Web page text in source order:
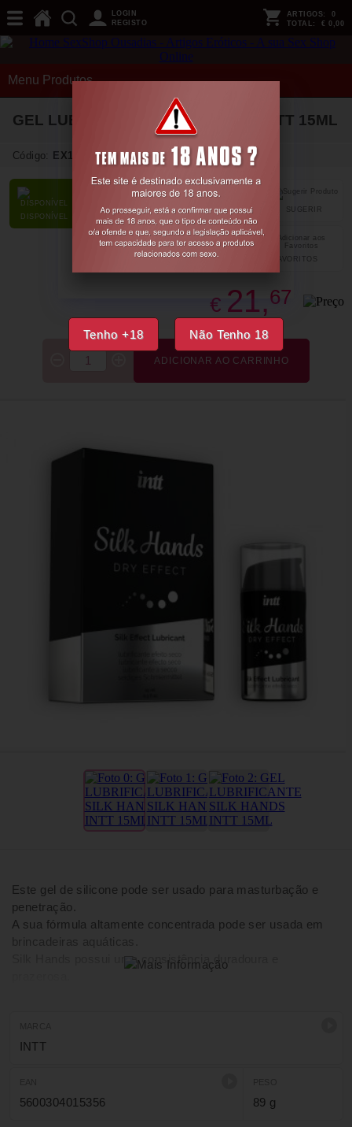
Tenho +18 Não Tenho 18
LOGIN
REGISTO
ARTIGOS: 0
TOTAL: € 0,00
Menu Produtos
GEL LUBRIFICANTE SILK HANDS INTT 15ML
Código: EX16131
DISPONÍVEL
SUGERIR
PARTILHAR
FAVORITOS
€ 21,67
ADICIONAR AO CARRINHO
Este gel de silicone pode ser usado para masturbação e
penetração.
A sua fórmula altamente concentrada pode ser usada em
brincadeiras aquáticas.
Silk Hands possui uma consistência duradoura e
INTT
5600304015356 89 g